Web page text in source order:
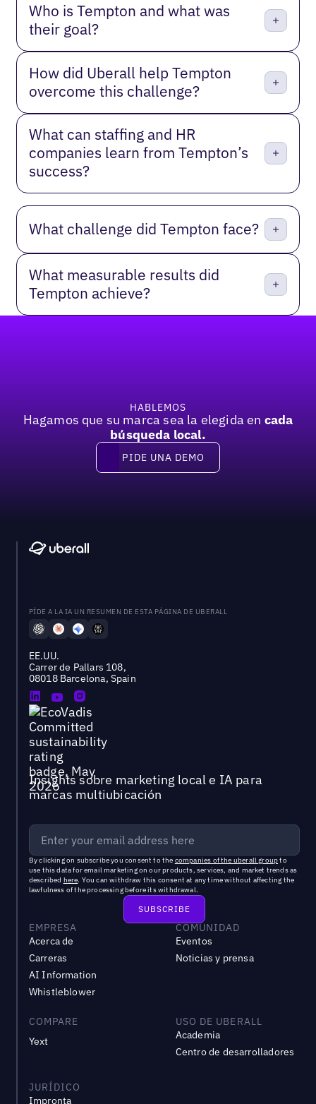
Who is Tempton and what was
their goal?
How did Uberall help Tempton
overcome this challenge?
What can staffing and HR
companies learn from Tempton’s
success?
What challenge did Tempton face?
What measurable results did
Tempton achieve?
HABLEMOS
Hagamos que su marca sea la elegida en cada
búsqueda local.
Pide una demo
PIDE UNA DEMO
PÍDE A LA IA UN RESUMEN DE ESTA PÁGINA DE UBERALL
EE.UU.
Carrer de Pallars 108,
08018 Barcelona, Spain
Insights sobre marketing local e IA para
marcas multiubicación
By clicking on subscribe you consent to the companies of the uberall groupto
use this data for email marketing on our products, services, and market trends as
described here. You can withdraw this consent at any time without affecting the
lawfulness of the processing before its withdrawal.
EMPRESA
Acerca de
Carreras
AI Information
Whistleblower
COMUNIDAD
Eventos
Noticias y prensa
COMPARE
Yext
USO DE UBERALL
Academia
Centro de desarrolladores
JURÍDICO
Impronta